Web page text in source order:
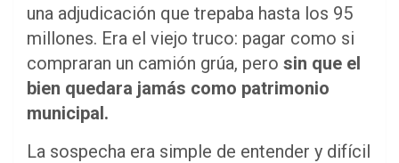
una adjudicación que trepaba hasta los 95
millones. Era el viejo truco: pagar como si
compraran un camión grúa, pero sin que el
bien quedara jamás como patrimonio
municipal.
La sospecha era simple de entender y difícil